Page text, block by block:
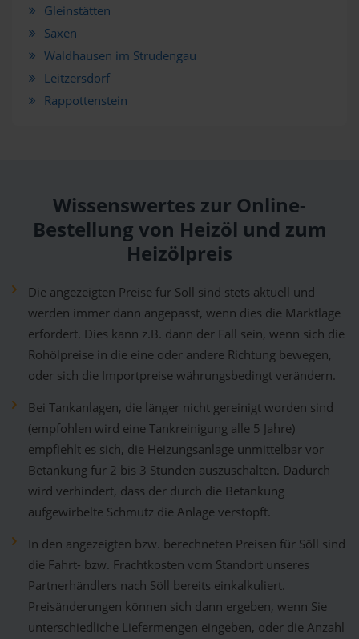
Gleinstätten
Saxen
Waldhausen im Strudengau
Leitzersdorf
Rappottenstein
Wissenswertes zur Online-
Bestellung von Heizöl und zum
Heizölpreis
Die angezeigten Preise für Söll sind stets aktuell und
werden immer dann angepasst, wenn dies die Marktlage
erfordert. Dies kann z.B. dann der Fall sein, wenn sich die
Rohölpreise in die eine oder andere Richtung bewegen,
oder sich die Importpreise währungsbedingt verändern.
Bei Tankanlagen, die länger nicht gereinigt worden sind
(empfohlen wird eine Tankreinigung alle 5 Jahre)
empfiehlt es sich, die Heizungsanlage unmittelbar vor
Betankung für 2 bis 3 Stunden auszuschalten. Dadurch
wird verhindert, dass der durch die Betankung
aufgewirbelte Schmutz die Anlage verstopft.
In den angezeigten bzw. berechneten Preisen für Söll sind
die Fahrt- bzw. Frachtkosten vom Standort unseres
Partnerhändlers nach Söll bereits einkalkuliert.
Preisänderungen können sich dann ergeben, wenn Sie
unterschiedliche Liefermengen eingeben, oder die Anzahl